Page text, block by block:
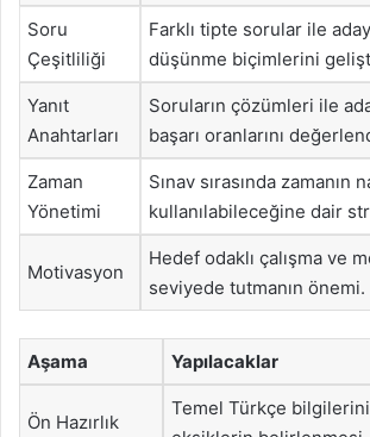
Soru
Çeşitliliği
Farklı tipte sorular ile
düşünme biçimlerini
Yanıt
Anahtarları
Soruların çözümleri ile
başarı oranlarını
Zaman
Yönetimi
Sınav sırasında zamanın
kullanılabileceğine dair
Motivasyon
Hedef odaklı çalışma ve
seviyede tutmanın önemi.
Aşama Yapılacaklar
Ön Hazırlık
Temel Türkçe